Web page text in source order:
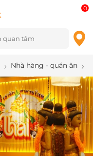
0
Nhà hàng - quán ăn